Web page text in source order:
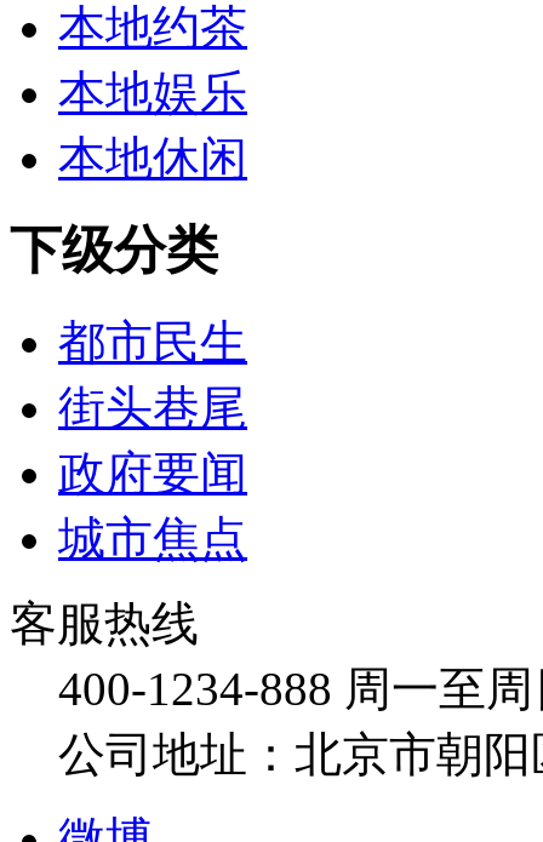
本地约茶
本地娱乐
本地休闲
下级分类
都市民生
街头巷尾
政府要闻
城市焦点
客服热线
400-1234-888 周一至
公司地址：北京市朝